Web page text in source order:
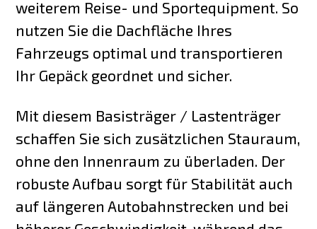
weiterem Reise- und Sportequipment. So
nutzen Sie die Dachfläche Ihres
Fahrzeugs optimal und transportieren
Ihr Gepäck geordnet und sicher.
Mit diesem Basisträger / Lastenträger
schaffen Sie sich zusätzlichen Stauraum,
ohne den Innenraum zu überladen. Der
robuste Aufbau sorgt für Stabilität auch
auf längeren Autobahnstrecken und bei